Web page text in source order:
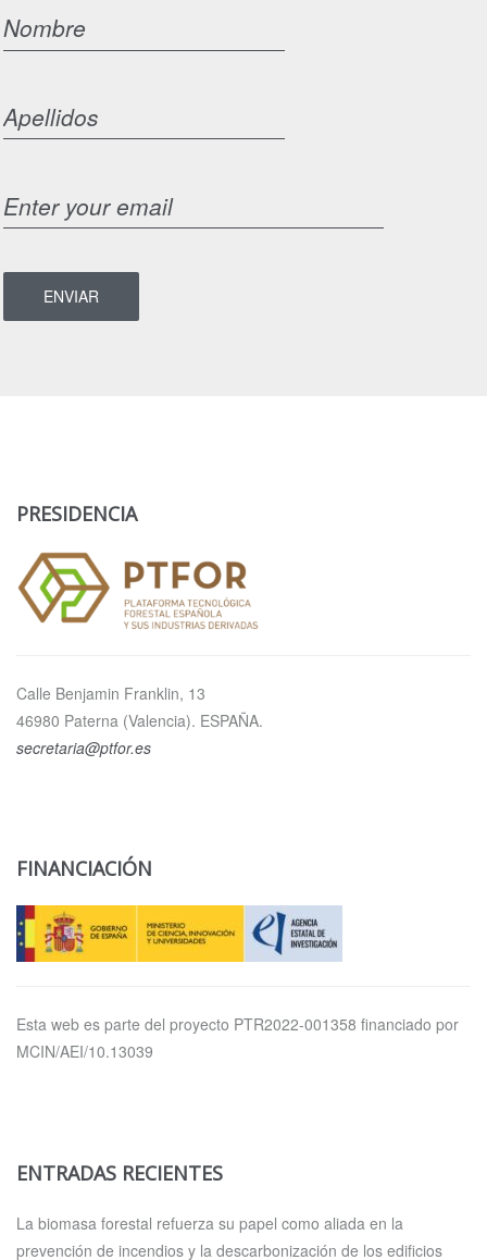
PRESIDENCIA
Calle Benjamin Franklin, 13
46980 Paterna (Valencia). ESPAÑA.
secretaria@ptfor.es
FINANCIACIÓN
Esta web es parte del proyecto PTR2022-001358 financiado por
MCIN/AEI/10.13039
ENTRADAS RECIENTES
La biomasa forestal refuerza su papel como aliada en la
prevención de incendios y la descarbonización de los edificios